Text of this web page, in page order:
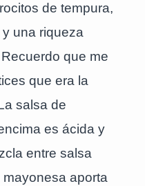
de tempura,
una riqueza
que me
que era la
salsa de
es ácida y
entre salsa
aporta